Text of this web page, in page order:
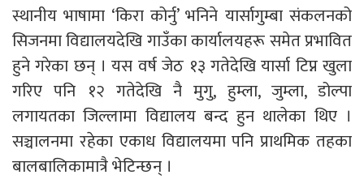
स्थानीय भाषामा ‘किरा कोर्नु’ भनिने यार्सागुम्बा संकलनको
सिजनमा विद्यालयदेखि गाउँका कार्यालयहरू समेत प्रभावित
हुने गरेका छन् । यस वर्ष जेठ १३ गतेदेखि यार्सा टिप्न खुला
गरिए पनि १२ गतेदेखि नै मुगु, हुम्ला, जुम्ला, डोल्पा
लगायतका जिल्लामा विद्यालय बन्द हुन थालेका थिए ।
सञ्चालनमा रहेका एकाध विद्यालयमा पनि प्राथमिक तहका
बालबालिकामात्रै भेटिन्छन् ।